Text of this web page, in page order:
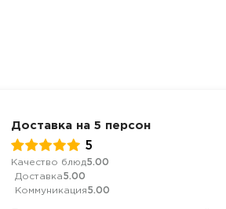
Доставка на 5 персон
5
Качество блюд5.00
Доставка5.00
Коммуникация5.00